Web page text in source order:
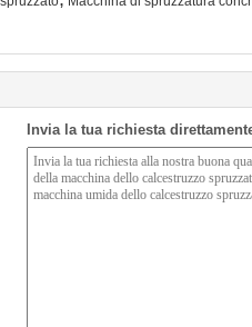
Invia la tua richiesta